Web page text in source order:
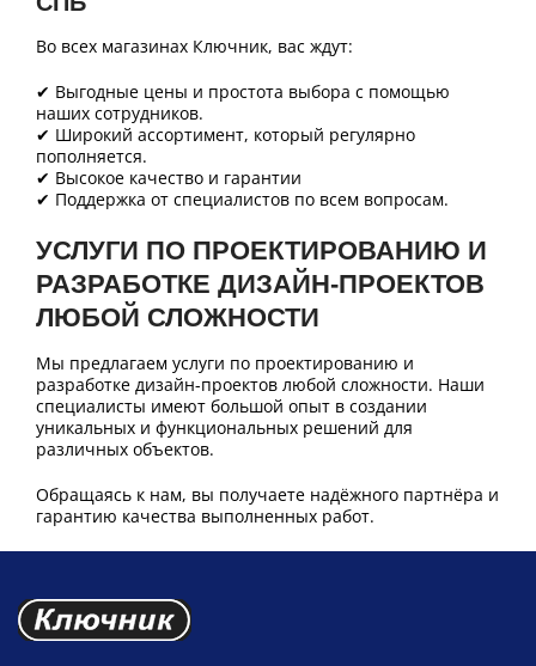
Во всех магазинах Ключник, вас ждут:
✔ Выгодные цены и простота выбора с помощью
наших сотрудников.
✔ Широкий ассортимент, который регулярно
пополняется.
✔ Высокое качество и гарантии
✔ Поддержка от специалистов по всем вопросам.
УСЛУГИ ПО ПРОЕКТИРОВАНИЮ И
РАЗРАБОТКЕ ДИЗАЙН-ПРОЕКТОВ
ЛЮБОЙ СЛОЖНОСТИ
Мы предлагаем услуги по проектированию и
разработке дизайн-проектов любой сложности. Наши
специалисты имеют большой опыт в создании
уникальных и функциональных решений для
различных объектов.
Обращаясь к нам, вы получаете надёжного партнёра и
гарантию качества выполненных работ.